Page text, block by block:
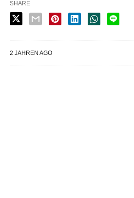
SHARE
2 JAHREN AGO